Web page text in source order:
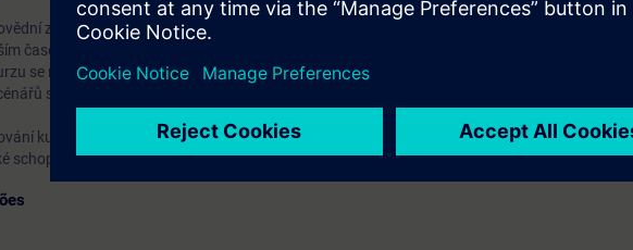
za spolehlivý provoz pohonného systému SINAMICS S120. Pokud dojde k poruše, je
čase a obnovit provoz.
se naučíte, jak správně a bezpečně zacházet s pohony SINAMICS S120 v případě poruchy.
si procvičíte vhodná opatření, jako je zálohování dat, výměna komponent a opětovné
kurzu budete schopni rychleji určit příčinu poruch a odstranit ji. Při změnách na zařízení
schopni upravit parametrizaci.